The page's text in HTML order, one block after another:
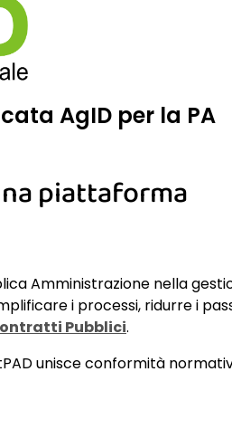
AgID per la PA
piattaforma
Amministrazione nella
i processi, ridurre i
Pubblici.
unisce conformità